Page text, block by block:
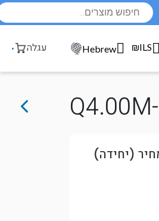
עגלה Hebrew ₪ILS
(יחידה)